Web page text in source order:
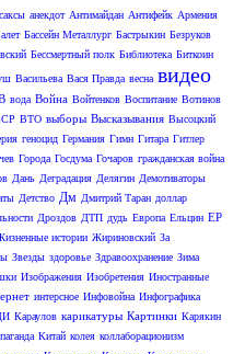
анекдот Антимайдан Антифейк Армения
Бассейн Металлург Бастрыкин Безруков
Бессмертный полк Библиотека Биткоин
Васильева Вася Правда весна видео
вода Война Войтенков Воспитание Вотинов
ВТО выборы Высказывания Высоцкий
геноцид Германия Гимн Гитара Гитлер
Города Госдума Гочаров гражданская война
Дань Деградация Делягин Демотиваторы
Детство Дм Дмитрий Таран доллар
Дроздов ДТП дудь Европа Ельцин ЕР
истории Жириновский За
Звезды здоровье Здравоохранение Зима
Изображения Изобретения Иностранные
интерсное Инфовойна Инфографика
Караулов карикатуры Картинки Карякин
Китай колея коллаборационизм